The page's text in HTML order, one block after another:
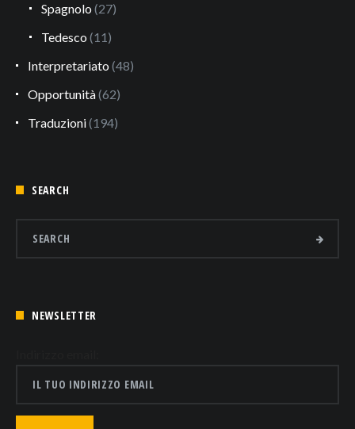
Spagnolo (27)
Tedesco (11)
Interpretariato (48)
Opportunità(62)
Traduzioni(194)
SEARCH
NEWSLETTER